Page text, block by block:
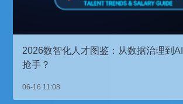
2026数智化人才图鉴：从数据治理到
抢手？
06-16 11:08